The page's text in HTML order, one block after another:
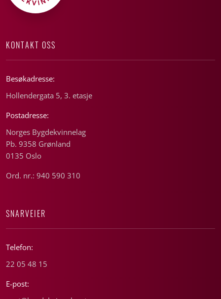
KONTAKT OSS
Besøkadresse:
Hollendergata 5, 3. etasje
Postadresse:
Norges Bygdekvinnelag
Pb. 9358 Grønland
0135 Oslo
Ord. nr.: 940 590 310
SNARVEIER
Telefon:
22 05 48 15
E-post: